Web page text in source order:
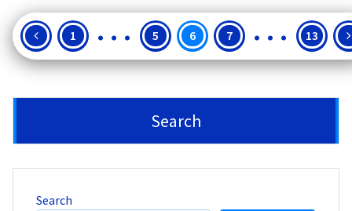
Posts
pagination
1 … 5 6 7 … 13
Search
Search